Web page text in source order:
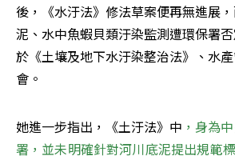
後，《水汙法》修法草案便再無進展
泥、水中魚蝦貝類汙染監測遭環保署
於《土壤及地下水汙染整治法》、水
會。
她進一步指出，《土汙法》中 ，身為
署，並未明確針對河川底泥提出規範